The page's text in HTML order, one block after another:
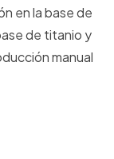
en la base de
de titanio y
manual